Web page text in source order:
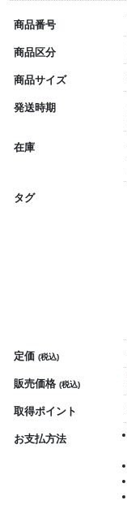
商品番号
商品区分
商品サイズ
発送時期
在庫
タグ
定価 (税込)
販売価格 (税込)
取得ポイント
お支払方法